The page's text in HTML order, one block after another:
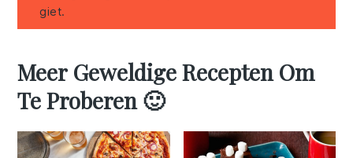
giet.
Meer Geweldige Recepten Om
Te Proberen 🙂